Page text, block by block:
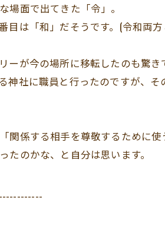
場面で出てきた「令」。
目は「和」だそうです。(令和両
が今の場所に移転したのも驚き
社に職員と行ったのですが、
関係する相手を尊敬するために使
のかな、と自分は思います。